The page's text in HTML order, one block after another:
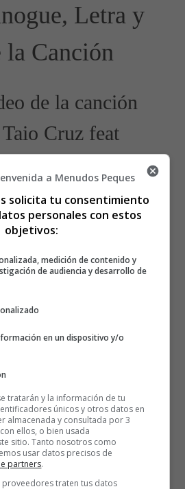
Letra y
Canción
de la canción
Cruz feat
down on the floor, floor
you can't ignore, ignore
this beat that's got me hooked,
take a closer look, look
I can't get enough
I can't get enough
higher
(x2)
just for the thrill, thrill
taking a pill, pill
way over the sun, sun
only one, one
a Menudos Peques
solicita tu consentimiento
personales con estos
objetivos:
medición de contenido y
de audiencia y desarrollo de
en un dispositivo y/o
tratarán y la información de tu
únicos y otros datos en
almacenada y consultada por 3
ellos, o bien usada
sitio. Tanto nosotros como
usar datos precisos de
partners.
proveedores traten tus datos